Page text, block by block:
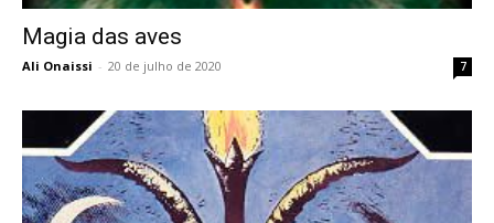
Magia das aves
Ali Onaissi - 20 de julho de 2020 7